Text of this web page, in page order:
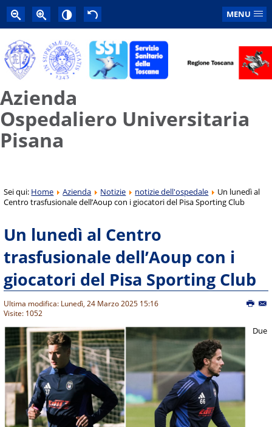
MENU
Azienda
Ospedaliero Universitaria
Pisana
Sei qui: Home Azienda Notizie notizie dell'ospedale
Un lunedì al
Centro trasfusionale dell’Aoup con i giocatori del Pisa Sporting Club
Un lunedì al Centro
trasfusionale dell’Aoup con i
giocatori del Pisa Sporting Club
Ultima modifica: Lunedì, 24 Marzo 2025 15:16
Visite: 1052
Due